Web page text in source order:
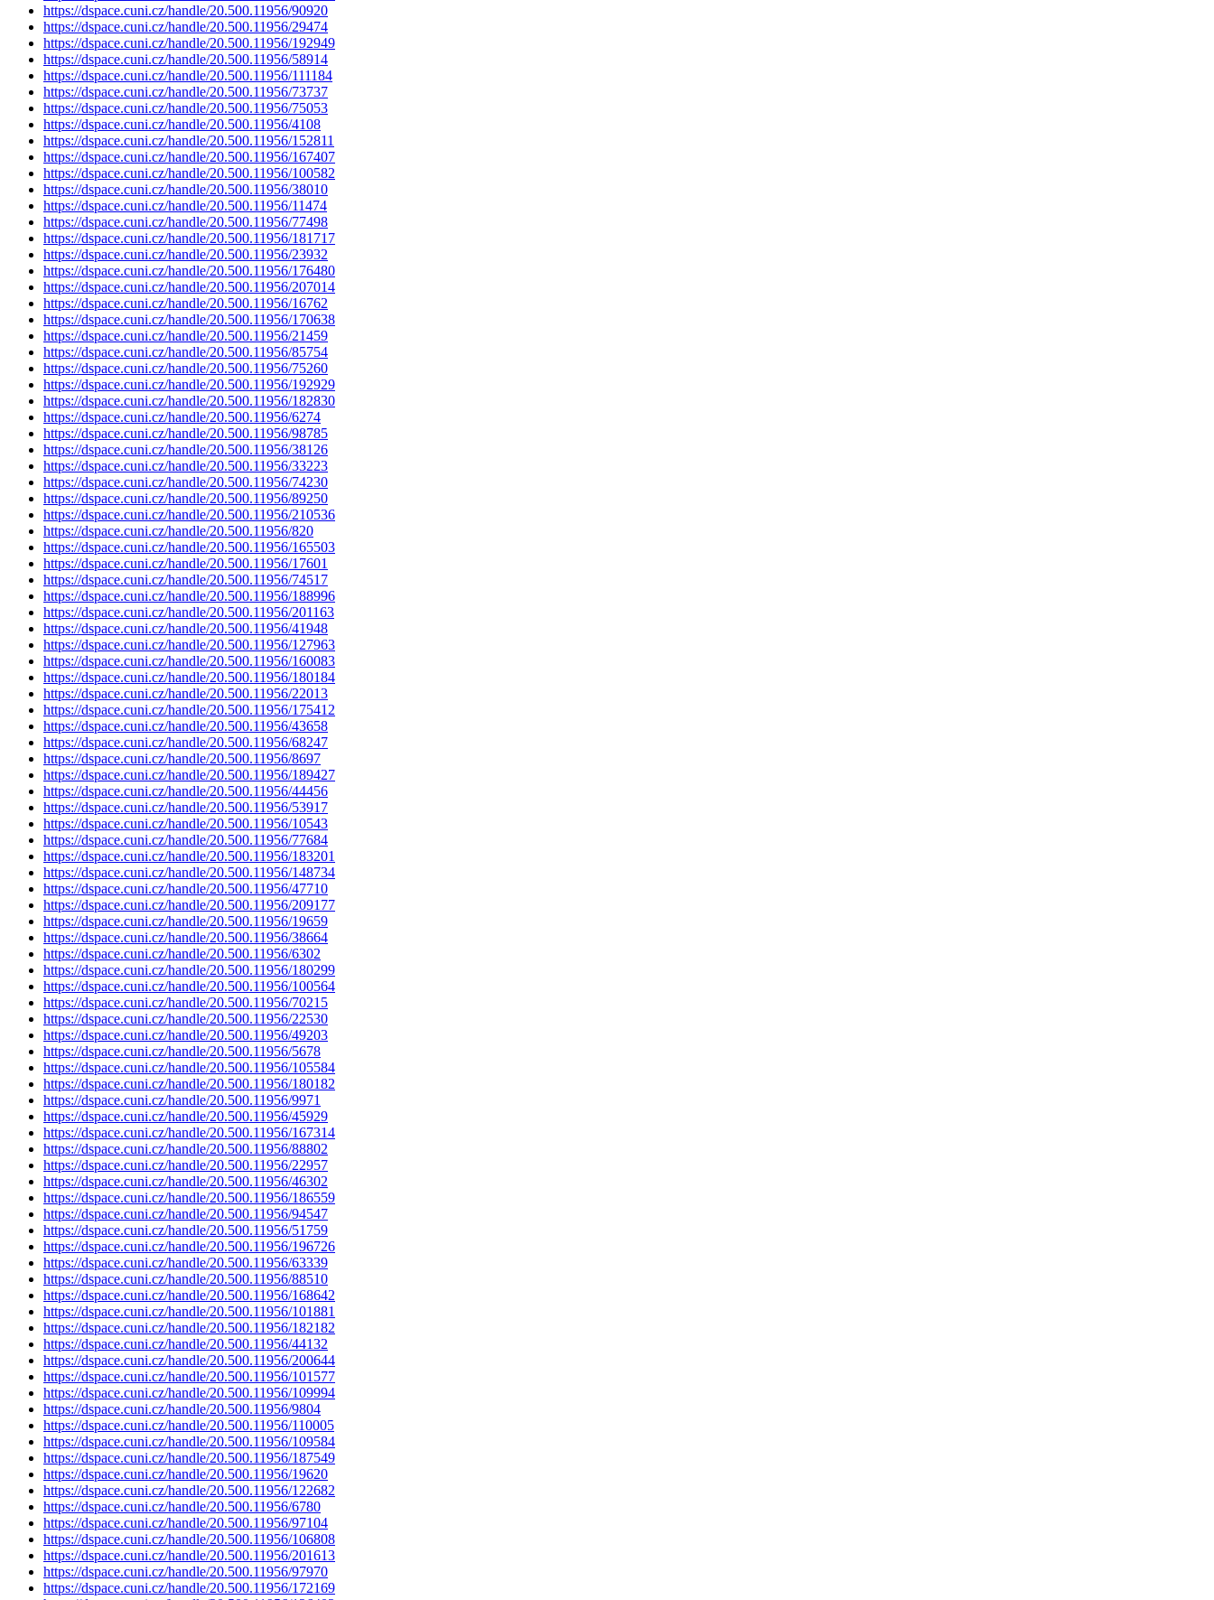
https://dspace.cuni.cz/handle/20.500.11956/90920
https://dspace.cuni.cz/handle/20.500.11956/29474
https://dspace.cuni.cz/handle/20.500.11956/192949
https://dspace.cuni.cz/handle/20.500.11956/58914
https://dspace.cuni.cz/handle/20.500.11956/111184
https://dspace.cuni.cz/handle/20.500.11956/73737
https://dspace.cuni.cz/handle/20.500.11956/75053
https://dspace.cuni.cz/handle/20.500.11956/4108
https://dspace.cuni.cz/handle/20.500.11956/152811
https://dspace.cuni.cz/handle/20.500.11956/167407
https://dspace.cuni.cz/handle/20.500.11956/100582
https://dspace.cuni.cz/handle/20.500.11956/38010
https://dspace.cuni.cz/handle/20.500.11956/11474
https://dspace.cuni.cz/handle/20.500.11956/77498
https://dspace.cuni.cz/handle/20.500.11956/181717
https://dspace.cuni.cz/handle/20.500.11956/23932
https://dspace.cuni.cz/handle/20.500.11956/176480
https://dspace.cuni.cz/handle/20.500.11956/207014
https://dspace.cuni.cz/handle/20.500.11956/16762
https://dspace.cuni.cz/handle/20.500.11956/170638
https://dspace.cuni.cz/handle/20.500.11956/21459
https://dspace.cuni.cz/handle/20.500.11956/85754
https://dspace.cuni.cz/handle/20.500.11956/75260
https://dspace.cuni.cz/handle/20.500.11956/192929
https://dspace.cuni.cz/handle/20.500.11956/182830
https://dspace.cuni.cz/handle/20.500.11956/6274
https://dspace.cuni.cz/handle/20.500.11956/98785
https://dspace.cuni.cz/handle/20.500.11956/38126
https://dspace.cuni.cz/handle/20.500.11956/33223
https://dspace.cuni.cz/handle/20.500.11956/74230
https://dspace.cuni.cz/handle/20.500.11956/89250
https://dspace.cuni.cz/handle/20.500.11956/210536
https://dspace.cuni.cz/handle/20.500.11956/820
https://dspace.cuni.cz/handle/20.500.11956/165503
https://dspace.cuni.cz/handle/20.500.11956/17601
https://dspace.cuni.cz/handle/20.500.11956/74517
https://dspace.cuni.cz/handle/20.500.11956/188996
https://dspace.cuni.cz/handle/20.500.11956/201163
https://dspace.cuni.cz/handle/20.500.11956/41948
https://dspace.cuni.cz/handle/20.500.11956/127963
https://dspace.cuni.cz/handle/20.500.11956/160083
https://dspace.cuni.cz/handle/20.500.11956/180184
https://dspace.cuni.cz/handle/20.500.11956/22013
https://dspace.cuni.cz/handle/20.500.11956/175412
https://dspace.cuni.cz/handle/20.500.11956/43658
https://dspace.cuni.cz/handle/20.500.11956/68247
https://dspace.cuni.cz/handle/20.500.11956/8697
https://dspace.cuni.cz/handle/20.500.11956/189427
https://dspace.cuni.cz/handle/20.500.11956/44456
https://dspace.cuni.cz/handle/20.500.11956/53917
https://dspace.cuni.cz/handle/20.500.11956/10543
https://dspace.cuni.cz/handle/20.500.11956/77684
https://dspace.cuni.cz/handle/20.500.11956/183201
https://dspace.cuni.cz/handle/20.500.11956/148734
https://dspace.cuni.cz/handle/20.500.11956/47710
https://dspace.cuni.cz/handle/20.500.11956/209177
https://dspace.cuni.cz/handle/20.500.11956/19659
https://dspace.cuni.cz/handle/20.500.11956/38664
https://dspace.cuni.cz/handle/20.500.11956/6302
https://dspace.cuni.cz/handle/20.500.11956/180299
https://dspace.cuni.cz/handle/20.500.11956/100564
https://dspace.cuni.cz/handle/20.500.11956/70215
https://dspace.cuni.cz/handle/20.500.11956/22530
https://dspace.cuni.cz/handle/20.500.11956/49203
https://dspace.cuni.cz/handle/20.500.11956/5678
https://dspace.cuni.cz/handle/20.500.11956/105584
https://dspace.cuni.cz/handle/20.500.11956/180182
https://dspace.cuni.cz/handle/20.500.11956/9971
https://dspace.cuni.cz/handle/20.500.11956/45929
https://dspace.cuni.cz/handle/20.500.11956/167314
https://dspace.cuni.cz/handle/20.500.11956/88802
https://dspace.cuni.cz/handle/20.500.11956/22957
https://dspace.cuni.cz/handle/20.500.11956/46302
https://dspace.cuni.cz/handle/20.500.11956/186559
https://dspace.cuni.cz/handle/20.500.11956/94547
https://dspace.cuni.cz/handle/20.500.11956/51759
https://dspace.cuni.cz/handle/20.500.11956/196726
https://dspace.cuni.cz/handle/20.500.11956/63339
https://dspace.cuni.cz/handle/20.500.11956/88510
https://dspace.cuni.cz/handle/20.500.11956/168642
https://dspace.cuni.cz/handle/20.500.11956/101881
https://dspace.cuni.cz/handle/20.500.11956/182182
https://dspace.cuni.cz/handle/20.500.11956/44132
https://dspace.cuni.cz/handle/20.500.11956/200644
https://dspace.cuni.cz/handle/20.500.11956/101577
https://dspace.cuni.cz/handle/20.500.11956/109994
https://dspace.cuni.cz/handle/20.500.11956/9804
https://dspace.cuni.cz/handle/20.500.11956/110005
https://dspace.cuni.cz/handle/20.500.11956/109584
https://dspace.cuni.cz/handle/20.500.11956/187549
https://dspace.cuni.cz/handle/20.500.11956/19620
https://dspace.cuni.cz/handle/20.500.11956/122682
https://dspace.cuni.cz/handle/20.500.11956/6780
https://dspace.cuni.cz/handle/20.500.11956/97104
https://dspace.cuni.cz/handle/20.500.11956/106808
https://dspace.cuni.cz/handle/20.500.11956/201613
https://dspace.cuni.cz/handle/20.500.11956/97970
https://dspace.cuni.cz/handle/20.500.11956/172169